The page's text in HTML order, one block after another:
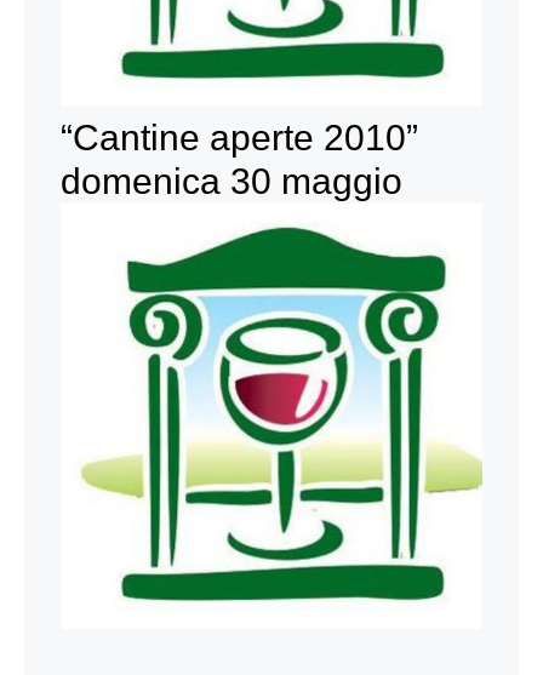
“Cantine aperte 2010”
domenica 30 maggio